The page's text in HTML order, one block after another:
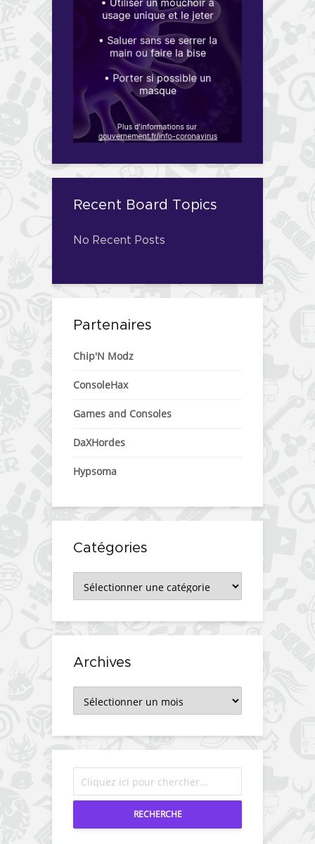
Recent Board Topics
No Recent Posts
Partenaires
Chip'N Modz
ConsoleHax
Games and Consoles
DaXHordes
Hypsoma
Catégories
Archives
RECHERCHE